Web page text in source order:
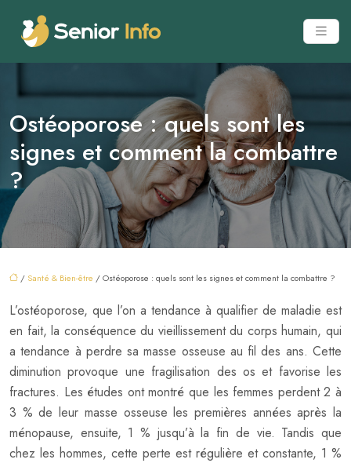
Ostéoporose : quels sont les
signes et comment la combattre
?
/ Santé & Bien-être / Ostéoporose : quels sont les signes et comment la combattre ?
L’ostéoporose, que l’on a tendance à qualifier de maladie est
en fait, la conséquence du vieillissement du corps humain, qui
a tendance à perdre sa masse osseuse au fil des ans. Cette
diminution provoque une fragilisation des os et favorise les
fractures. Les études ont montré que les femmes perdent 2 à
3 % de leur masse osseuse les premières années après la
ménopause, ensuite, 1 % jusqu’à la fin de vie. Tandis que
chez les hommes, cette perte est régulière et constante, 1 %